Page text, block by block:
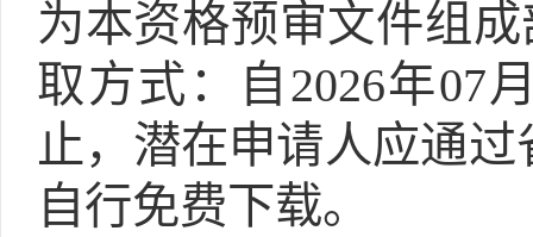
为本资格预审文件组
取方式：自2026年07
止，潜在申请人应通
自行免费下载。